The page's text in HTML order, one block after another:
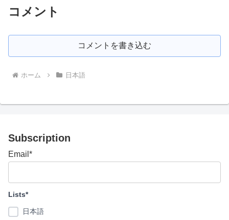
コメント
コメントを書き込む
ホーム 日本語
Subscription
Email*
Lists*
日本語